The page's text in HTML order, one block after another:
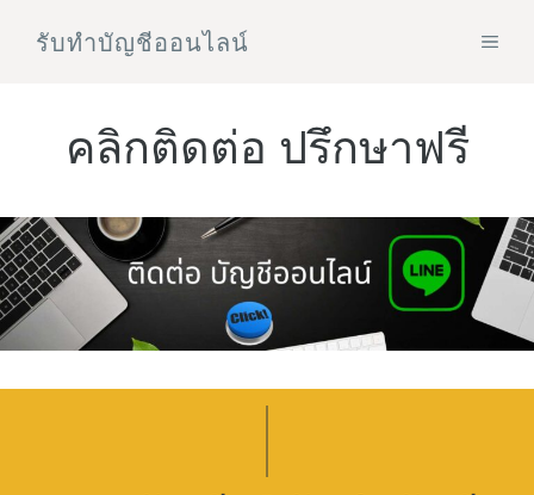
รับทําบัญชีออนไลน์
คลิกติดต่อ ปรึกษาฟรี